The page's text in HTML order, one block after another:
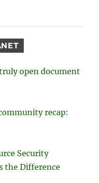
open document
recap:
Security
the Difference